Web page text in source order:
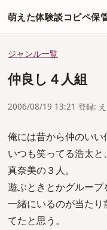
萌えた体験談コピペ保
ジャンル一覧
仲良し４人組
2006/08/19 13:21 登録: え
俺には昔から仲のいい
いつも笑ってる浩太
真奈美の３人。
遊ぶときとかグループ
一緒にいるのが当た
てたと思う。